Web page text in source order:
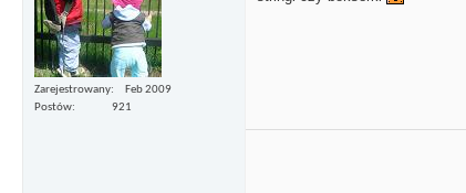
Zarejestrowany
Feb 2009
Postów
921